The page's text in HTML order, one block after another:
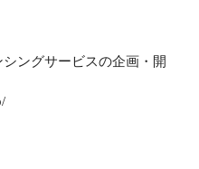
ングサービスの企画・開